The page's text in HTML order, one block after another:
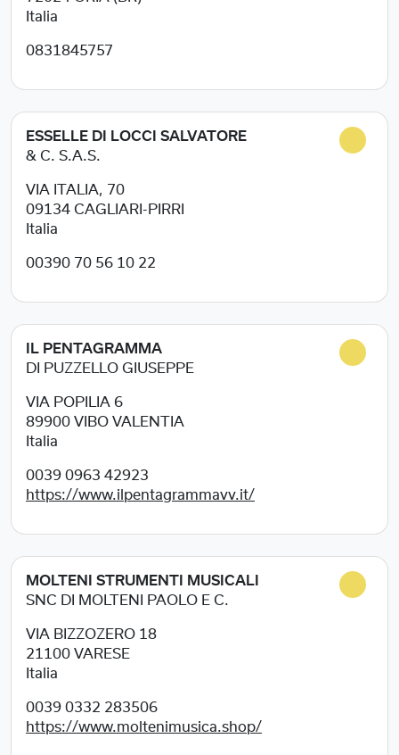
Italia
0831845757
ESSELLE DI LOCCI SALVATORE
& C. S.A.S.
VIA ITALIA, 70
09134 CAGLIARI-PIRRI
Italia
00390 70 56 10 22
IL PENTAGRAMMA
DI PUZZELLO GIUSEPPE
VIA POPILIA 6
89900 VIBO VALENTIA
Italia
0039 0963 42923
https://www.ilpentagrammavv.it/
MOLTENI STRUMENTI MUSICALI
SNC DI MOLTENI PAOLO E C.
VIA BIZZOZERO 18
21100 VARESE
Italia
0039 0332 283506
https://www.moltenimusica.shop/